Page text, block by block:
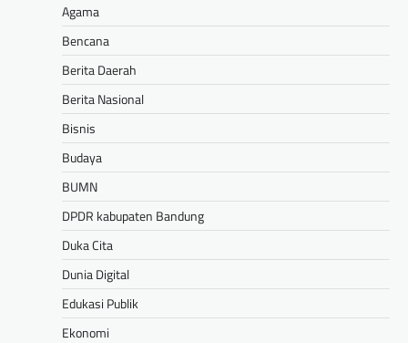
Agama
Bencana
Berita Daerah
Berita Nasional
Bisnis
Budaya
BUMN
DPDR kabupaten Bandung
Duka Cita
Dunia Digital
Edukasi Publik
Ekonomi